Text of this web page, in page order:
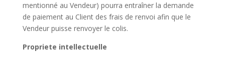
mentionné au Vendeur) pourra entraîner la demande
de paiement au Client des frais de renvoi afin que le
Vendeur puisse renvoyer le colis.
Propriete intellectuelle